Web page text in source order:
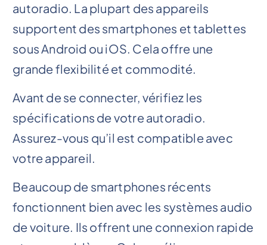
autoradio. La plupart des appareils
supportent des smartphones et tablettes
sous Android ou iOS. Cela offre une
grande flexibilité et commodité.
Avant de se connecter, vérifiez les
spécifications de votre autoradio.
Assurez-vous qu’il est compatible avec
votre appareil.
Beaucoup de smartphones récents
fonctionnent bien avec les systèmes audio
de voiture. Ils offrent une connexion rapide